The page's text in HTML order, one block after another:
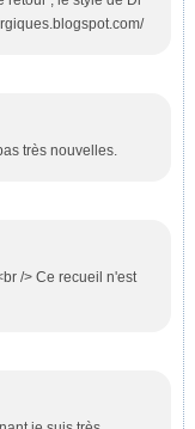
très nouvelles.
/> Ce recueil n'est